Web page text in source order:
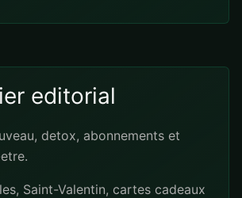
editorial
detox, abonnements et
Saint-Valentin, cartes cadeaux